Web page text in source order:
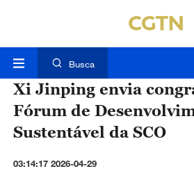
Busca
Xi Jinping envia
Fórum de
Sustentável da SCO
03:14:17 2026-04-29